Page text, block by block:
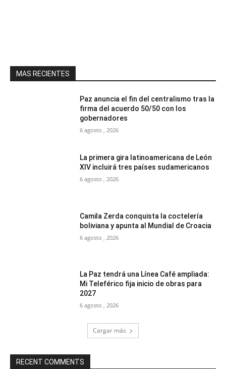
MAS RECIENTES
Paz anuncia el fin del centralismo tras la
firma del acuerdo 50/50 con los
gobernadores
6 agosto , 2026
La primera gira latinoamericana de León
XIV incluirá tres países sudamericanos
6 agosto , 2026
Camila Zerda conquista la coctelería
boliviana y apunta al Mundial de Croacia
6 agosto , 2026
La Paz tendrá una Línea Café ampliada:
Mi Teleférico fija inicio de obras para
2027
6 agosto , 2026
Cargar más
RECENT COMMENTS